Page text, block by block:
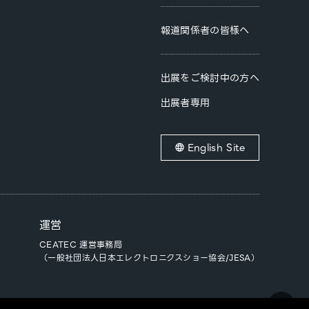
報道関係者の皆様へ
出展をご検討中の方へ
出展者専用
English Site
運営
CEATEC 運営事務局
（一般社団法人日本エレクトロニクスショー協会/JESA）